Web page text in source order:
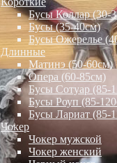
Бусы Коллар (30-
Бусы (35-40см)
Бусы Ожерелье
Длинные
Матинэ (50-60см)
Опера (60-85см)
Бусы Сотуар (85-
Бусы Роуп (85-
Бусы Лариат (85-
Чокер
Чокер мужской
Чокер женский